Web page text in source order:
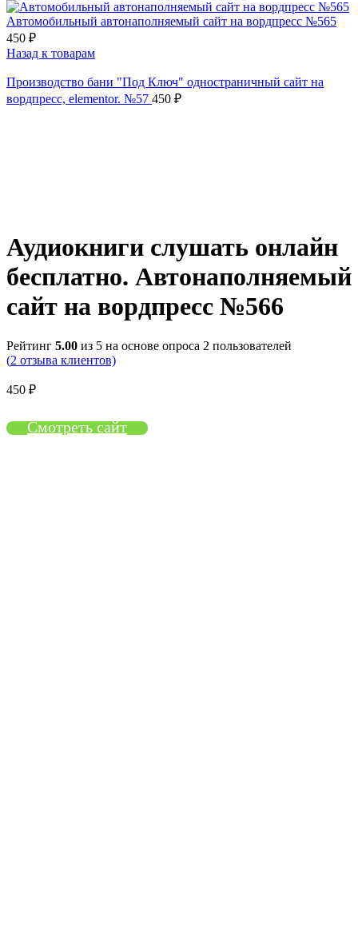
Автомобильный автонаполняемый сайт на вордпресс №565
450 ₽
Назад к товарам
Производство бани "Под Ключ" одностраничный сайт на
вордпресс, elementor. №57 450 ₽
Аудиокниги слушать онлайн
бесплатно. Автонаполняемый
сайт на вордпресс №566
Рейтинг 5.00 из 5 на основе опроса 2 пользователей
(2 отзыва клиентов)
450 ₽
Смотреть сайт